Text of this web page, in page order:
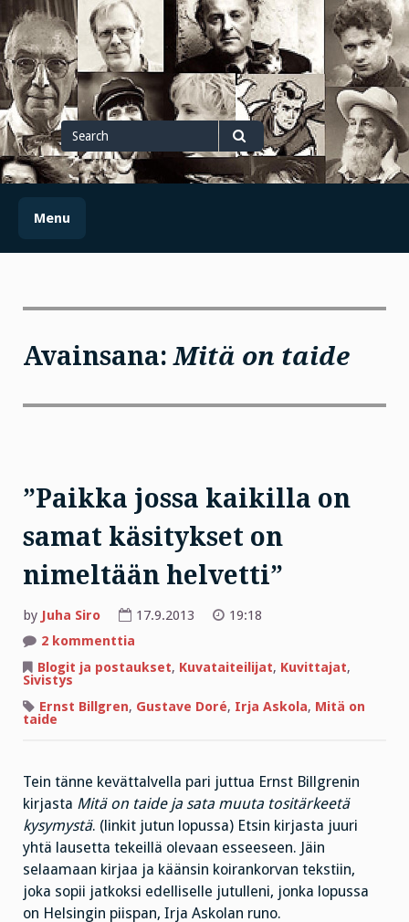
Skip
to
content
Search
for
Search
Menu
Avainsana:Mitä on taide
”Paikka jossa kaikilla on
samat käsitykset on
nimeltään helvetti”
by Juha Siro 17.9.2013
19:18
2 kommenttia
jossa
kaikilla
samat
Blogit ja postaukset, Kuvataiteilijat, Kuvittajat,
Sivistys
Ernst Billgren, Gustave Doré, Irja Askola, Mitä on
taide
Tein tänne kevättalvella pari juttua Ernst Billgrenin
kirjasta Mitä on taide ja sata muuta tositärkeetä
kysymystä. (linkit jutun lopussa) Etsin kirjasta juuri
yhtä lausetta tekeillä olevaan esseeseen. Jäin
selaamaan kirjaa ja käänsin koirankorvan tekstiin,
joka sopii jatkoksi edelliselle jutulleni, jonka lopussa
on Helsingin piispan, Irja Askolan runo.